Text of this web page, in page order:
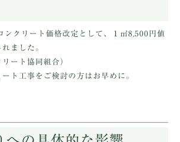
ンクリート価格改定として、１㎥8,500円値
ました。
ート協同組合）
ト工事をご検討の方はお早めに。